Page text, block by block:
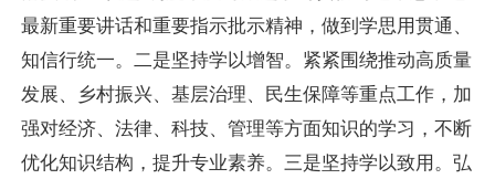
最新重要讲话和重要指示批示精神，做到学思用贯通、
知信行统一。二是坚持学以增智。紧紧围绕推动高质量
发展、乡村振兴、基层治理、民生保障等重点工作，加
强对经济、法律、科技、管理等方面知识的学习，不断
优化知识结构，提升专业素养。三是坚持学以致用。弘